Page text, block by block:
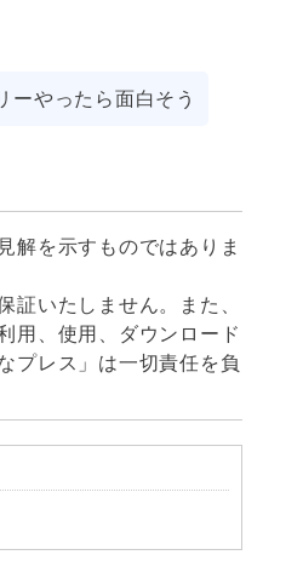
ーやったら面白そう
解を示すものではありま
証いたしません。また、
用、使用、ダウンロード
プレス」は一切責任を負